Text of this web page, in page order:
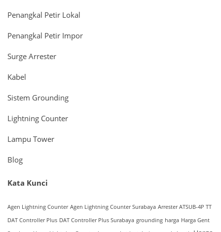
Penangkal Petir Lokal
Penangkal Petir Impor
Surge Arrester
Kabel
Sistem Grounding
Lightning Counter
Lampu Tower
Blog
Kata Kunci
Agen Lightning Counter Agen Lightning Counter Surabaya Arrester ATSUB-4P TT
DAT Controller Plus DAT Controller Plus Surabaya grounding harga Harga Gent